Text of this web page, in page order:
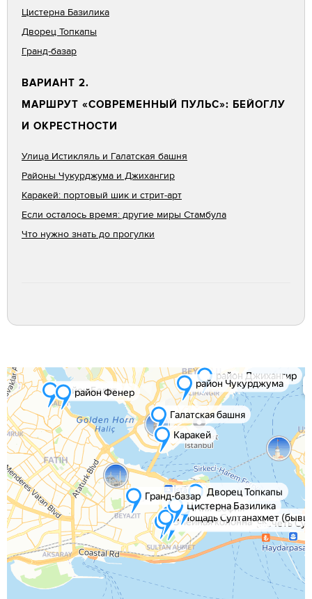
Цистерна Базилика
Дворец Топкапы
Гранд-базар
ВАРИАНТ 2.
МАРШРУТ «СОВРЕМЕННЫЙ ПУЛЬС»: БЕЙОГЛУ
И ОКРЕСТНОСТИ
Улица Истикляль и Галатская башня
Районы Чукурджума и Джихангир
Каракей: портовый шик и стрит-арт
Если осталось время: другие миры Стамбула
Что нужно знать до прогулки
Стамбул
Яндекс Карты — транспорт, навигация, поиск мест